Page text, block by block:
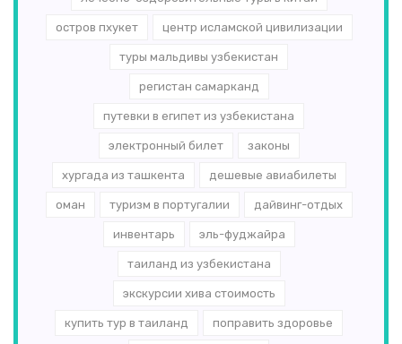
остров пхукет центр исламской цивилизации
туры мальдивы узбекистан
регистан самарканд
путевки в египет из узбекистана
электронный билет законы
хургада из ташкента дешевые авиабилеты
оман туризм в португалии дайвинг-отдых
инвентарь эль-­фуджайра
таиланд из узбекистана
экскурсии хива стоимость
купить тур в таиланд поправить здоровье